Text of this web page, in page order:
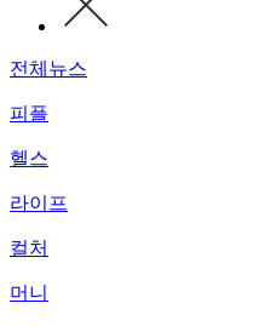
전체뉴스
피플
헬스
라이프
컬처
머니